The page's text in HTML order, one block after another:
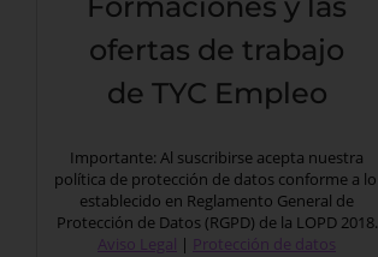
ofertas de trabajo
de TYC Empleo
Importante: Al suscribirse acepta nuestra
política de protección de datos conforme a lo
establecido en Reglamento General de
Protección de Datos (RGPD) de la LOPD 2018.
Aviso Legal | Protección de datos